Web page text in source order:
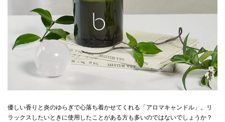
優しい香りと炎のゆらぎで心落ち着かせてくれる「アロマキャンドル」。リ
ラックスしたいときに使用したことがある方も多いのではないでしょうか？